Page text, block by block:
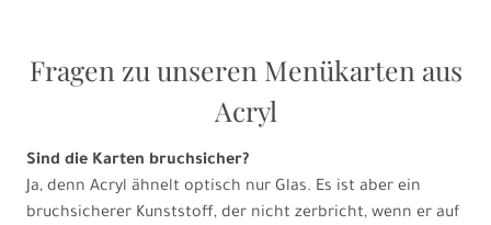
Fragen zu unseren Menükarten aus
Acryl
Sind die Karten bruchsicher?
Ja, denn Acryl ähnelt optisch nur Glas. Es ist aber ein
bruchsicherer Kunststoff, der nicht zerbricht, wenn er auf